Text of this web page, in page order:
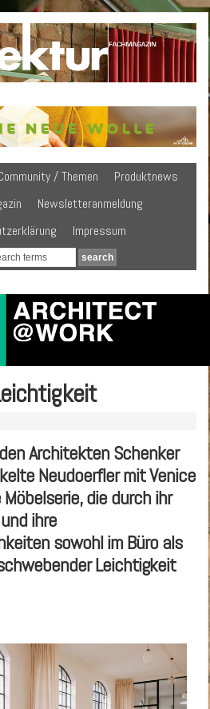
/ Themen
Produktnews
Newsletteranmeldung
Impressum
Architekten Schenker
­Neudoerfler mit Venice
die durch ihr
ihre
sowohl im Büro als
Leichtigkeit